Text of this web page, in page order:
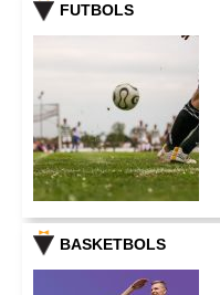
FUTBOLS
BASKETBOLS